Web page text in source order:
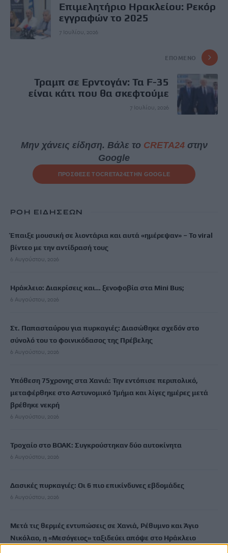
Επιμελητήριο Ηρακλείου: Ρεκόρ
εγγραφών το 2025
7 Ιουλίου, 2026
ΕΠΌΜΕΝΟ
Τραμπ σε Ερντογάν: Τα F-35
είναι κάτι που θα σκεφτούμε
7 Ιουλίου, 2026
Μην χάνεις είδηση. Βάλε το CRETA24στην
Google
ΠΡΟΣΘΕΣΕ ΤΟCRETA24ΣΤΗΝ GOOGLE
ΡΟΗ ΕΙΔΗΣΕΩΝ
Έπαιξε μουσική σε λιοντάρια και αυτά «ημέρεψαν» – Το viral
βίντεο με την αντίδρασή τους
6 Αυγούστου, 2026
Ηράκλειο: Διακρίσεις και… ξενοφοβία στα Mini Bus;
6 Αυγούστου, 2026
Στ. Παπασταύρου για πυρκαγιές: Διασώθηκε σχεδόν στο
σύνολό του το φοινικόδασος της Πρέβελης
6 Αυγούστου, 2026
Υπόθεση 75χρονης στα Χανιά: Την εντόπισε περιπολικό,
μεταφέρθηκε στο Αστυνομικό Τμήμα και λίγες ημέρες μετά
βρέθηκε νεκρή
6 Αυγούστου, 2026
Τροχαίο στο ΒΟΑΚ: Συγκρούστηκαν δύο αυτοκίνητα
6 Αυγούστου, 2026
Δασικές πυρκαγιές: Οι 6 πιο επικίνδυνες εβδομάδες
6 Αυγούστου, 2026
Μετά τις θερμές εντυπώσεις σε Χανιά, Ρέθυμνο και Άγιο
Νικόλαο, η «Μεσόγειος» ταξιδεύει απόψε στο Ηράκλειο